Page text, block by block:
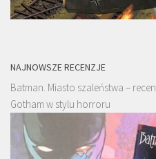
NAJNOWSZE RECENZJE
Batman. Miasto szaleństwa –
Gotham w stylu horroru